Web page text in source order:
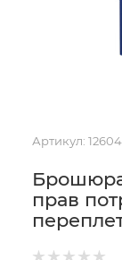
Артикул:
прав